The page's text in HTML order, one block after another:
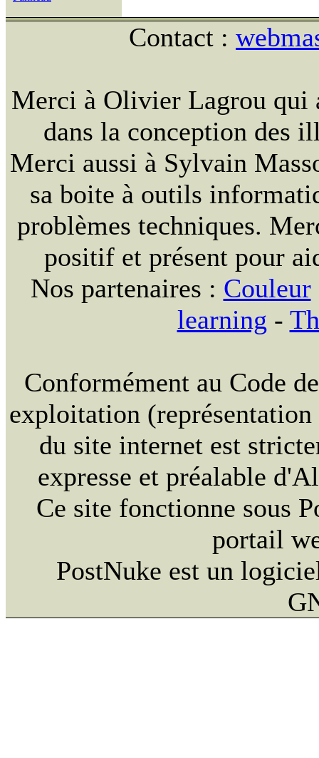
Contact :
Merci à Olivier Lagrou qui
dans la conception des
Merci aussi à Sylvain
sa boite à outils
problèmes techniques.
positif et présent pour
Nos partenaires : Couleur
learning -
Conformément au Code
exploitation
du site internet est
expresse et préalable
Ce site fonctionne sous
portail
PostNuke est un